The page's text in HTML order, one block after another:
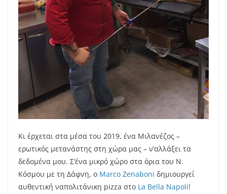
Κι έρχεται στα μέσα του 2019, ένα Μιλανέζος –
ερωτικός μετανάστης στη χώρα μας – ν’αλλάξει τα
δεδομένα μου. Σ’ένα μικρό χώρο στα όρια του Ν.
Κόσμου με τη Δάφνη, ο Marco Zenaboni δημιουργεί
αυθεντική ναπολιτάνικη pizza στο La Bella Napoli!